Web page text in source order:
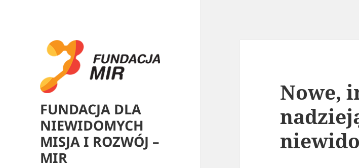
FUNDACJA DLA
NIEWIDOMYCH
MISJA I ROZWÓJ –
MIR
Nowe,